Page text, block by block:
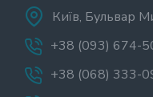
Київ, Бульвар
+38 (093) 674-
+38 (068) 333-